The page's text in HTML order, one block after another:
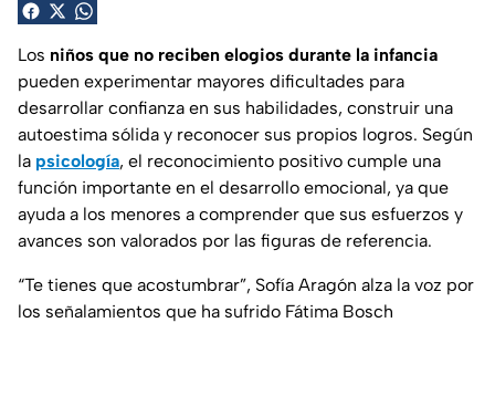
Los niños que no reciben elogios durante la infancia
pueden experimentar mayores dificultades para
desarrollar confianza en sus habilidades, construir una
autoestima sólida y reconocer sus propios logros. Según
la psicología, el reconocimiento positivo cumple una
función importante en el desarrollo emocional, ya que
ayuda a los menores a comprender que sus esfuerzos y
avances son valorados por las figuras de referencia.
“Te tienes que acostumbrar”, Sofía Aragón alza la voz por
los señalamientos que ha sufrido Fátima Bosch